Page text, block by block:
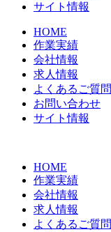
サイト情報
HOME
作業実績
会社情報
求人情報
よくあるご質問
お問い合わせ
サイト情報
HOME
作業実績
会社情報
求人情報
よくあるご質問